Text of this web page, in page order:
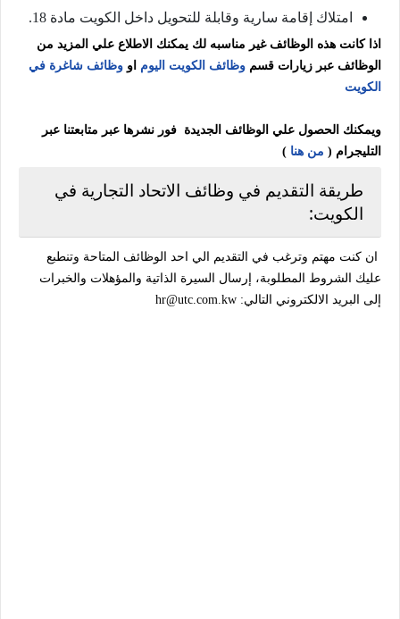
امتلاك إقامة سارية وقابلة للتحويل داخل الكويت مادة 18.
اذا كانت هذه الوظائف غير مناسبه لك يمكنك الاطلاع علي المزيد من
الوظائف عبر زيارات قسم وظائف الكويت اليوم او وظائف شاغرة في
الكويت
ويمكنك الحصول علي الوظائف الجديدة فور نشرها عبر متابعتنا عبر
التليجرام ( من هنا )
طريقة التقديم في وظائف الاتحاد التجارية في
الكويت:
ان كنت مهتم وترغب في التقديم الي احد الوظائف المتاحة وتنطبع
عليك الشروط المطلوبة، إرسال السيرة الذاتية والمؤهلات والخبرات
إلى البريد الالكتروني التالي: hr@utc.com.kw